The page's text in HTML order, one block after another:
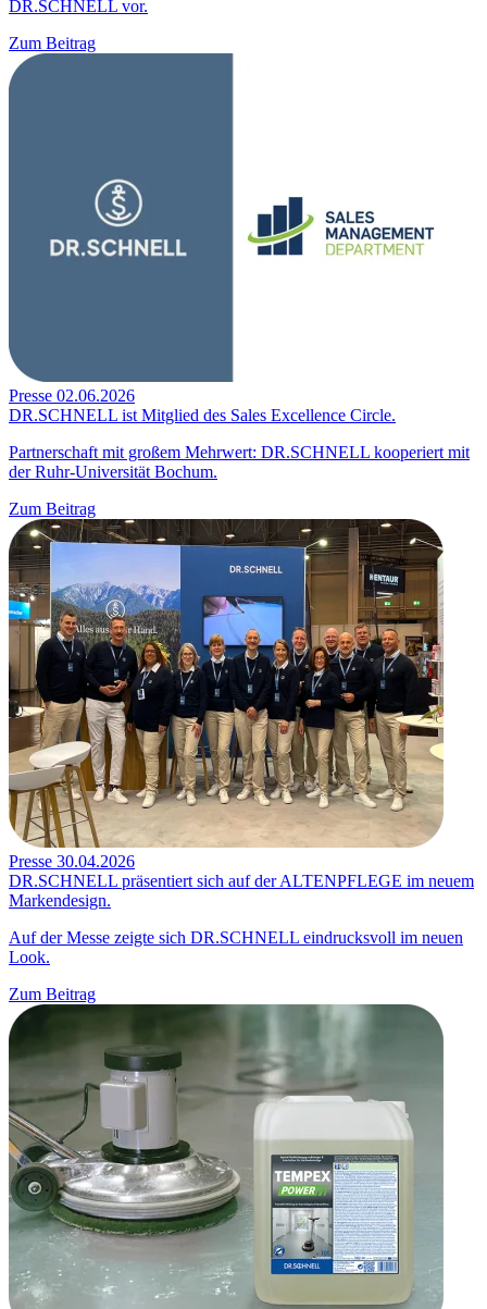
DR.SCHNELL vor.
Zum Beitrag
Presse 02.06.2026
DR.SCHNELL ist Mitglied des Sales Excellence Circle.
Partnerschaft mit großem Mehrwert: DR.SCHNELL kooperiert mit
der Ruhr-Universität Bochum.
Zum Beitrag
Presse 30.04.2026
DR.SCHNELL präsentiert sich auf der ALTENPFLEGE im neuem
Markendesign.
Auf der Messe zeigte sich DR.SCHNELL eindrucksvoll im neuen
Look.
Zum Beitrag